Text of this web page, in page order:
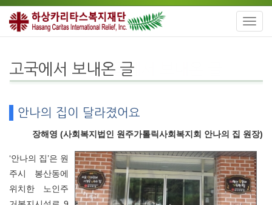
고국에서 보내온 글
안나의 집이 달라졌어요
장해영 (사회복지법인 원주가톨릭사회복지회 안나의 집 원장)
‘안나의 집’은 원
주시 봉산동에
위치한 노인주